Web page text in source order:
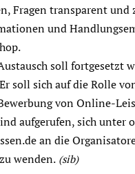
Fragen transparent
und
soll fortgesetzt
soll sich auf die Rolle
von Online-
aufgerufen, sich unter
an die
wenden. (sib)